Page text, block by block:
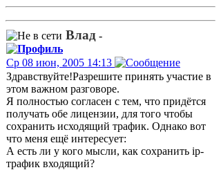
Влад -
Ср 08 июн, 2005 14:13
Здравствуйте!Разрешите принять участие в
этом важном разговоре.
Я полностью согласен с тем, что придётся
получать обе лицензии, для того чтобы
сохранить исходящий трафик. Однако вот
что меня ещё интересует:
А есть ли у кого мысли, как сохранить ip-
трафик входящий?